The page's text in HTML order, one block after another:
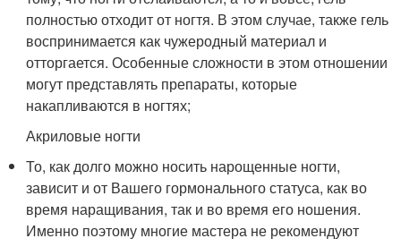
полностью отходит от ногтя. В этом случае, также гель
воспринимается как чужеродный материал и
отторгается. Особенные сложности в этом отношении
могут представлять препараты, которые
накапливаются в ногтях;
Акриловые ногти
То, как долго можно носить нарощенные ногти,
зависит и от Вашего гормонального статуса, как во
время наращивания, так и во время его ношения.
Именно поэтому многие мастера не рекомендуют